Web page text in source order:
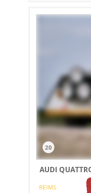
20
AUDI
REIMS